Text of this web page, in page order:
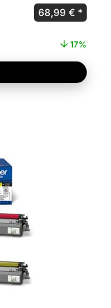
Ursprünglicher
68,99 €
17%